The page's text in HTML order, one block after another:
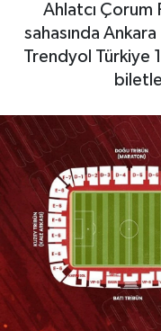
Ahlatcı Çorum
sahasında
Trendyol Türkiye
Bayat
Boğazkale
Dodurga
İskilip
Kargı
Laçin
Mecitözü
Süper Lig Puan
Tüm Manşetler
Son Dakika
Haber Arşivi